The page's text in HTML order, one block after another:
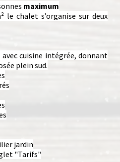
maximum
le chalet s’organise sur deux
cuisine intégrée, donnant
plein sud.
jardin
"Tarifs"